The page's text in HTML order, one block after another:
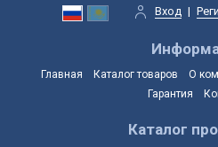
Вход |
Главная Каталог товаров О
Гарантия
Каталог